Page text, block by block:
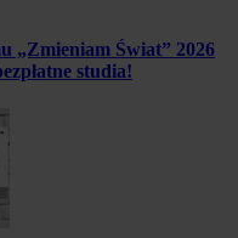
„Zmieniam Świat” 2026
studia!